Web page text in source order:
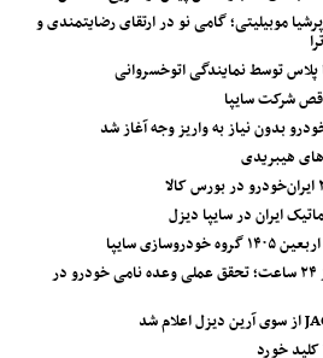
موبیلیتی؛ گامی نو در ارتقای رضایتمندی و
توسط نمایندگی اتوخسروانی
بدون نیاز به واریز وجه آغاز شد
هیبریدی
ایران در سایپا دیزل
سایپا
تحویل نیسان قشقایی در کمتر از ۲۴ ساعت؛ تحقق عملی وعده نامی خودرو در